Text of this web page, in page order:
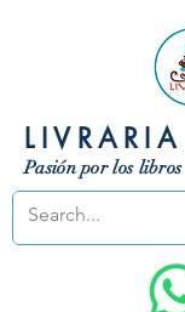
LIVRARIA
Pasión por los libros